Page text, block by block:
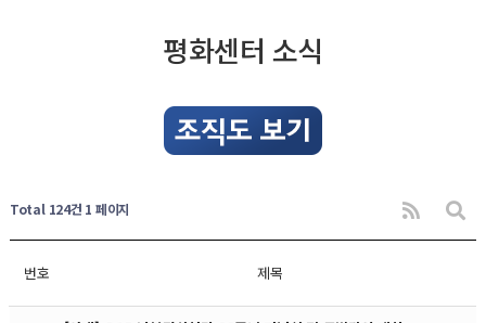
평화센터 소식
Total 124건 1 페이지
번호 제목